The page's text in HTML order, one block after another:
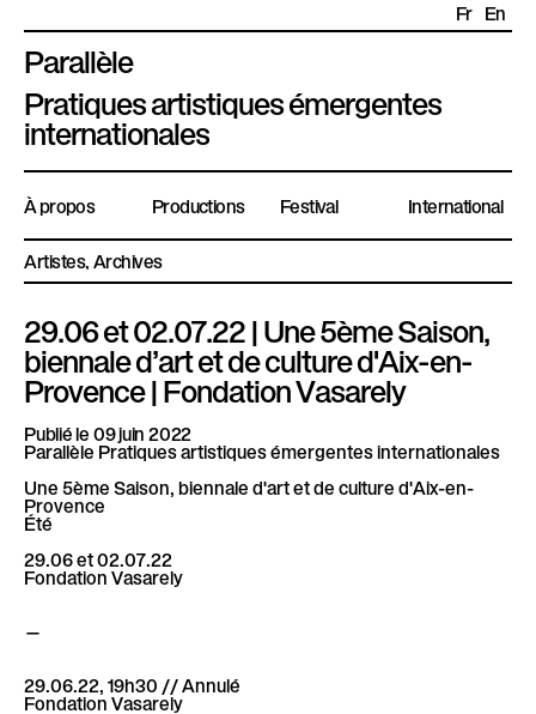
Parallèle
P
l
a
t
e
f
o
m
e
P
a
r
a
l
l
è
e
Pratiques artistiques émergentes
internationales
Fr En
À propos Productions Festival International
Artistes Archives
29.06 et 02.07.22 | Une 5ème Saison,
biennale d’art et de culture d'Aix-en-
Provence | Fondation Vasarely
Publié le 09 juin 2022
Parallèle Pratiques artistiques émergentes internationales
Une 5ème Saison, biennale d'art et de culture d'Aix-en-
Provence
Été
29.06 et 02.07.22
Fondation Vasarely
—
29.06.22, 19h30 // Annulé
Fondation Vasarely